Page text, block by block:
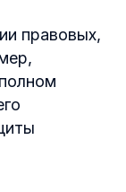
правовых,